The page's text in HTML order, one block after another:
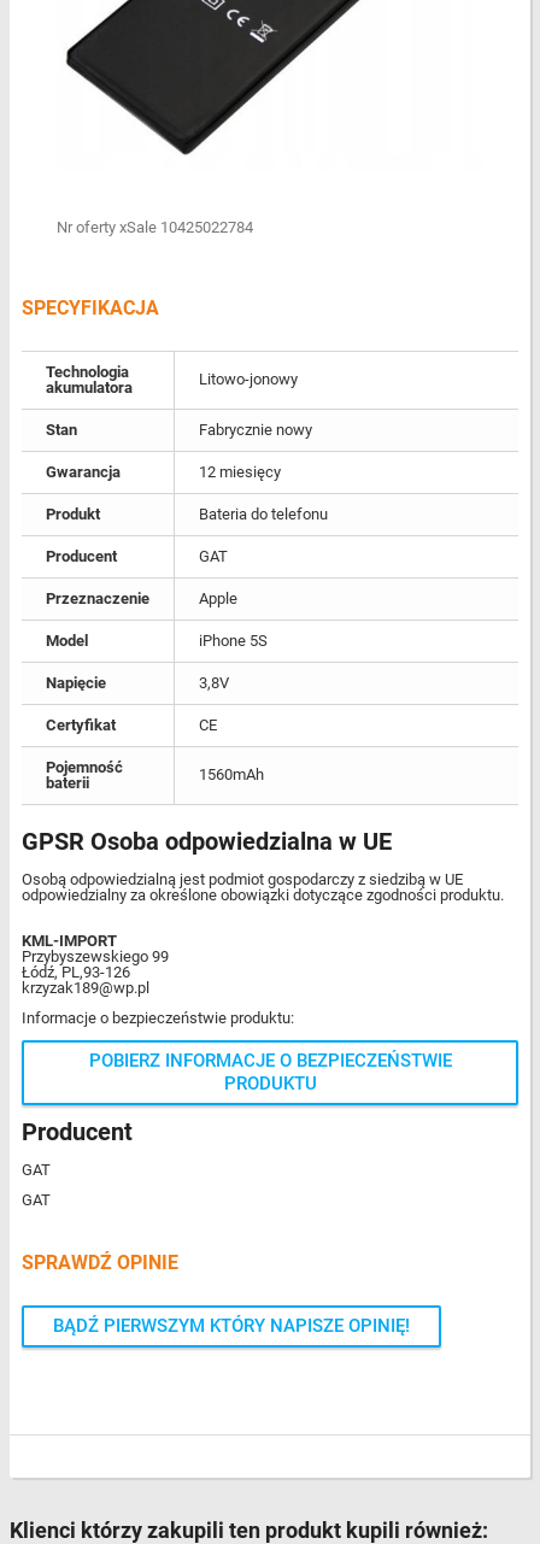
Nr oferty xSale 10425022784
SPECYFIKACJA
Technologia
akumulatora
Litowo-jonowy
Stan Fabrycznie nowy
Gwarancja 12 miesięcy
Produkt Bateria do telefonu
Producent GAT
Przeznaczenie Apple
Model iPhone 5S
Napięcie 3,8V
Certyfikat CE
Pojemność
baterii
1560mAh
GPSR Osoba odpowiedzialna w UE
Osobą odpowiedzialną jest podmiot gospodarczy z siedzibą w UE
odpowiedzialny za określone obowiązki dotyczące zgodności produktu.
KML-IMPORT
Przybyszewskiego 99
Łódź, PL,93-126
krzyzak189@wp.pl
Informacje o bezpieczeństwie produktu:
POBIERZ INFORMACJE O BEZPIECZEŃSTWIE
PRODUKTU
Producent
GAT
GAT
SPRAWDŹ OPINIE
BĄDŹ PIERWSZYM KTÓRY NAPISZE OPINIĘ!
Klienci którzy zakupili ten produkt kupili również: